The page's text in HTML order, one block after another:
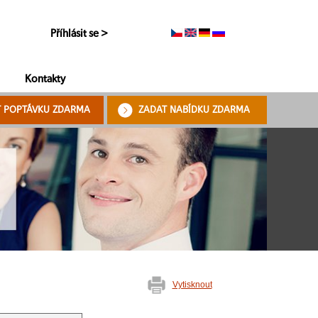
Příhlásit se >
Kontakty
POPTÁVKU ZDARMA ZADAT NABÍDKU ZDARMA
Vytisknout